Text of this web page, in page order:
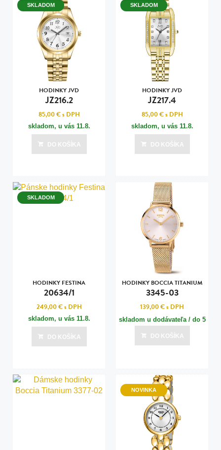
SKLADOM
HODINKY JVD
JZ216.2
85,00 €s DPH
skladom, u vás 11.8.
DO KOŠÍKA
SKLADOM
HODINKY JVD
JZ217.4
85,00 €s DPH
skladom, u vás 11.8.
DO KOŠÍKA
SKLADOM
HODINKY FESTINA
20634/1
249,00 €s DPH
skladom, u vás 11.8.
DO KOŠÍKA
HODINKY BOCCIA TITANIUM
3345-03
139,00 €s DPH
skladom u dodávateľa / do 5
dní
Posledná aktualizácia dnes o 14:00
DO KOŠÍKA
NOVINKA